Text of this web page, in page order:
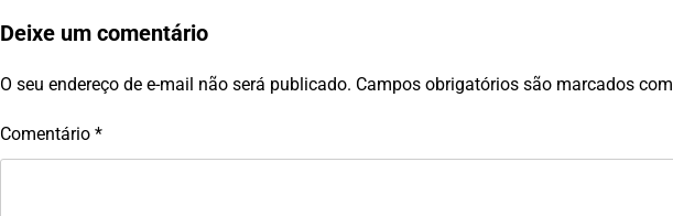
Deixe um comentário
O seu endereço de e-mail não será publicado. Campos obrigatórios são marcados com
Comentário *